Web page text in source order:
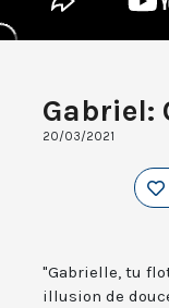
Gabriel:
20/03/2021
"Gabrielle, tu
illusion de